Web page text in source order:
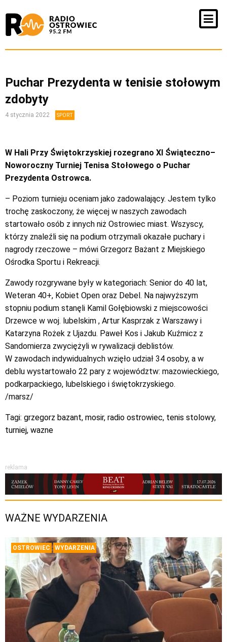
Puchar Prezydenta w tenisie stołowym
zdobyty
4 stycznia 2022 SPORT
W Hali Przy Świętokrzyskiej rozegrano XI Świąteczno–
Noworoczny Turniej Tenisa Stołowego o Puchar
Prezydenta Ostrowca.
– Poziom turnieju oceniam jako zadowalający. Jestem tylko
trochę zaskoczony, że więcej w naszych zawodach
startowało osób z innych niż Ostrowiec miast. Wszyscy,
którzy znaleźli się na podium otrzymali okazałe puchary i
nagrody rzeczowe – mówi Grzegorz Bażant z Miejskiego
Ośrodka Sportu i Rekreacji.
Zawody rozgrywane były w kategoriach: Senior do 40 lat,
Weteran 40+, Kobiet Open oraz Debel. Na najwyższym
stopniu podium stanęli Kamil Gołębiowski z miejscowości
Drzewce w woj. lubelskim , Artur Kasprzak z Warszawy i
Katarzyna Rożek z Ujazdu. Paweł Kos i Jakub Kuźmicz z
Sandomierza zwyciężyli w rywalizacji deblistów.
W zawodach indywidualnych wzięło udział 34 osoby, a w
deblu wystartowało 22 pary z województw: mazowieckiego,
podkarpackiego, lubelskiego i świętokrzyskiego.
/marsz/
Tagi: grzegorz bazant, mosir, radio ostrowiec, tenis stolowy,
turniej, wazne
reklama
WAŻNE WYDARZENIA
OSTROWIEC WYDARZENIA